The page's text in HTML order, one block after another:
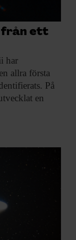
från ett
har
allra första
På
en